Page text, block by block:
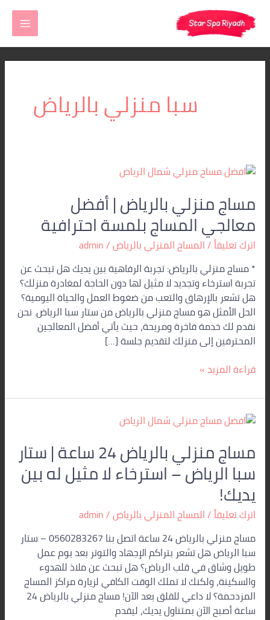
المحتوى
سبا منزلي بالرياض
مساج منزلي بالرياض | أفضل
معالجي المساج بلمسة احترافية
اترك تعليقاً/المساج المنزلي بالرياض/
admin
* مساج منزلي بالرياض: تجربة الرفاهية بين يديك هل تبحث عن
تجربة استرخاء وتجديد لا مثيل لها دون الحاجة لمغادرة منزلك؟
هل تشعر بالإرهاق والتعب من ضغوط العمل والحياة اليومية؟
الحل الأمثل هو مساج منزلي بالرياض من ستار سبا الرياض. نحن
نقدم لك خدمة فاخرة ومريحة، حيث يأتي أفضل المعالجين
المحترفين إلى منزلك لتقديم جلسة […]
مساج
بالرياض
|
أفضل
معالجي
بلمسة
احترافية
قراءة المزيد »
مساج منزلي بالرياض 24 ساعة | ستار
سبا الرياض – استرخاء لا مثيل له بين
يديك!
اترك تعليقاً/المساج المنزلي بالرياض/
admin
مساج منزلي بالرياض 24 ساعة اتصل بنا 0560283267 – ستار
سبا الرياض هل تشعر بتراكم الإجهاد والتوتر بعد يوم عمل
طويل وشاق في قلب الرياض؟ هل تبحث عن ملاذ للهدوء
والسكينة، ولكنك لا تملك الوقت الكافي لزيارة مراكز المساج
المزدحمة؟ لا داعي للقلق بعد الآن! مساج منزلي بالرياض 24
ساعة أصبح الآن بمتناول يديك، ليقدم
مساج
بالرياض
24
ساعة
|
ستار
سبا
الرياض
–
استرخاء
لا
مثيل
له